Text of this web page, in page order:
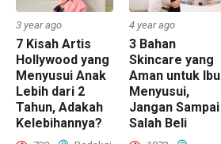
3 year ago
7 Kisah Artis
Hollywood yang
Menyusui Anak
Lebih dari 2
Tahun, Adakah
Kelebihannya?
4 year ago
3 Bahan
Skincare yang
Aman untuk Ibu
Menyusui,
Jangan Sampai
Salah Beli